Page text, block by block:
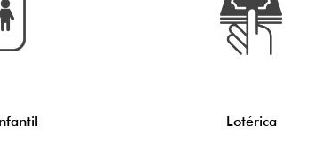
Lotérica